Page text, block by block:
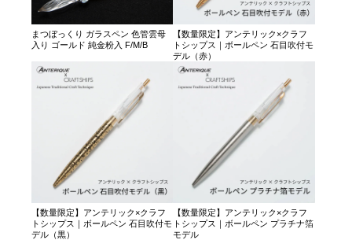
まつぼっくり ガラスペン 色管雲母
入り ゴールド 純金粉入 F/M/B
【数量限定】アンテリック×クラフ
トシップス｜ボールペン 石目吹付モ
デル（赤）
【数量限定】アンテリック×クラフ
トシップス｜ボールペン 石目吹付モ
デル（黒）
【数量限定】アンテリック×クラフ
トシップス｜ボールペン プラチナ箔
モデル